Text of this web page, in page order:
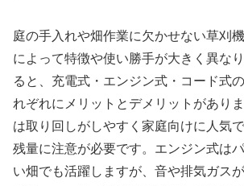
庭の手入れや畑作業に欠かせない草刈
によって特徴や使い勝手が大きく異な
ると、充電式・エンジン式・コード式
れぞれにメリットとデメリットがあり
は取り回しがしやすく家庭向けに人気
残量に注意が必要です。エンジン式は
い畑でも活躍しますが、音や排気ガス